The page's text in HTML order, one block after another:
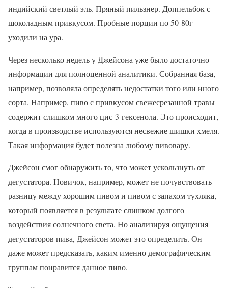
индийский светлый эль. Пряный пильзнер. Доппельбок с
шоколадным привкусом. Пробные порции по 50-80г
уходили на ура.
Через несколько недель у Джейсона уже было достаточно
информации для полноценной аналитики. Собранная база,
например, позволяла определять недостатки того или иного
сорта. Например, пиво с привкусом свежесрезанной травы
содержит слишком много цис-3-гексенола. Это происходит,
когда в производстве используются несвежие шишки хмеля.
Такая информация будет полезна любому пивовару.
Джейсон смог обнаружить то, что может ускользнуть от
дегустатора. Новичок, например, может не почувствовать
разницу между хорошим пивом и пивом с запахом тухляка,
который появляется в результате слишком долгого
воздействия солнечного света. Но анализируя ощущения
дегустаторов пива, Джейсон может это определить. Он
даже может предсказать, каким именно демографическим
группам понравится данное пиво.